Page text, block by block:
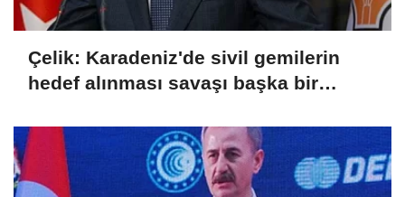
Çelik: Karadeniz'de sivil gemilerin
hedef alınması savaşı başka bir